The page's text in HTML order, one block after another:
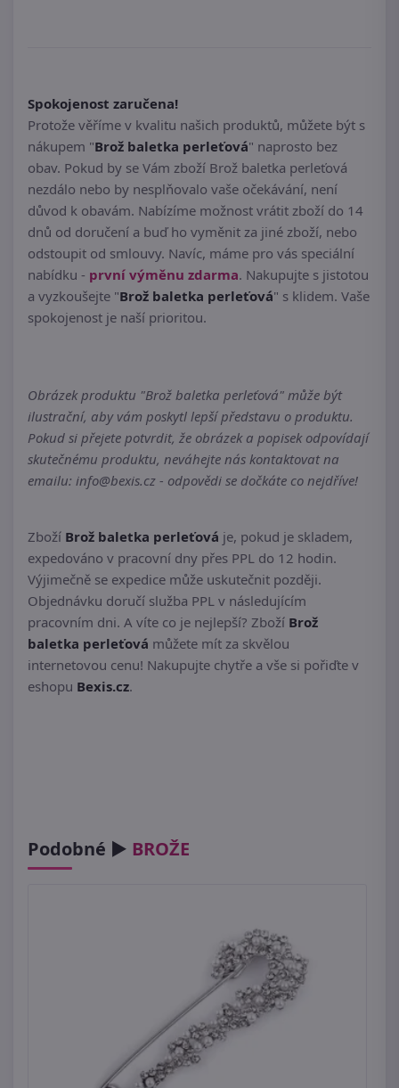
Spokojenost zaručena!
Protože věříme v kvalitu našich produktů, můžete být s
nákupem "Brož baletka perleťová" naprosto bez
obav. Pokud by se Vám zboží Brož baletka perleťová
nezdálo nebo by nesplňovalo vaše očekávání, není
důvod k obavám. Nabízíme možnost vrátit zboží do 14
dnů od doručení a buď ho vyměnit za jiné zboží, nebo
odstoupit od smlouvy. Navíc, máme pro vás speciální
nabídku - první výměnu zdarma. Nakupujte s jistotou
a vyzkoušejte "Brož baletka perleťová" s klidem. Vaše
spokojenost je naší prioritou.
Obrázek produktu "Brož baletka perleťová" může být
ilustrační, aby vám poskytl lepší představu o produktu.
Pokud si přejete potvrdit, že obrázek a popisek odpovídají
skutečnému produktu, neváhejte nás kontaktovat na
emailu: info@bexis.cz - odpovědi se dočkáte co nejdříve!
Zboží Brož baletka perleťová je, pokud je skladem,
expedováno v pracovní dny přes PPL do 12 hodin.
Výjimečně se expedice může uskutečnit později.
Objednávku doručí služba PPL v následujícím
pracovním dni. A víte co je nejlepší? Zboží Brož
baletka perleťová můžete mít za skvělou
internetovou cenu! Nakupujte chytře a vše si pořiďte v
eshopu Bexis.cz.
Podobné ► BROŽE